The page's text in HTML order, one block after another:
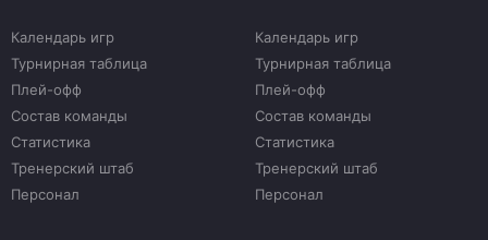
Календарь игр
Турнирная таблица
Плей-офф
Состав команды
Статистика
Тренерский штаб
Персонал
Календарь игр
Турнирная таблица
Плей-офф
Состав команды
Статистика
Тренерский штаб
Персонал